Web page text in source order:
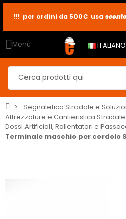
Menù ITALIANO
Segnaletica Stradale e
Attrezzature e Cantieristica Stradale
Dossi Artificiali, Rallentatori e
Terminale maschio per cordolo